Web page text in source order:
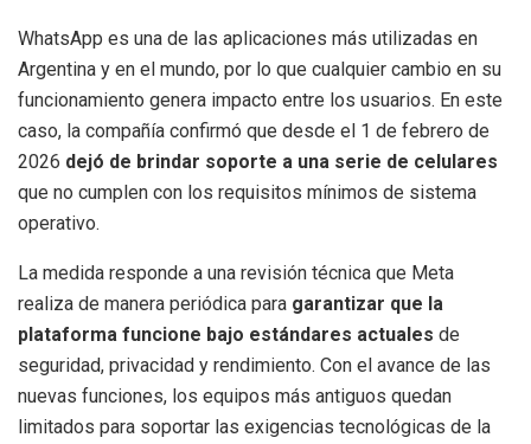
WhatsApp es una de las aplicaciones más utilizadas en
Argentina y en el mundo, por lo que cualquier cambio en su
funcionamiento genera impacto entre los usuarios. En este
caso, la compañía confirmó que desde el 1 de febrero de
2026 dejó de brindar soporte a una serie de celulares
que no cumplen con los requisitos mínimos de sistema
operativo.
La medida responde a una revisión técnica que Meta
realiza de manera periódica para garantizar que la
plataforma funcione bajo estándares actuales de
seguridad, privacidad y rendimiento. Con el avance de las
nuevas funciones, los equipos más antiguos quedan
limitados para soportar las exigencias tecnológicas de la